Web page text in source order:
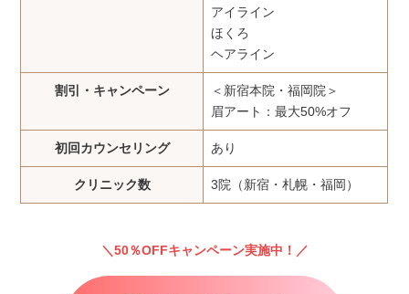
アイライン
ほくろ
ヘアライン
割引・キャンペーン
＜新宿本院・福岡院＞
眉アート：最大50%オフ
初回カウンセリング あり
クリニック数 3院（新宿・札幌・福岡）
50％OFFキャンペーン実施中！